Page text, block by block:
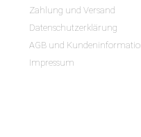
Zahlung und Versand
Datenschutzerklärung
AGB und
Impressum